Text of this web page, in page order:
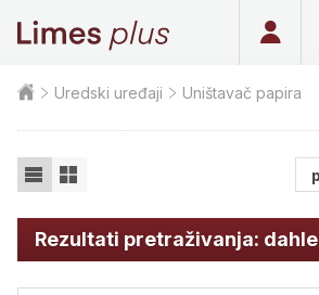
Uredski uređaji Uništavač papira
Rezultati pretraživanja: dahle